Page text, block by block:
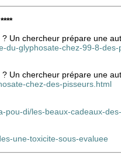
Un chercheur prépare une
du-glyphosate-chez-99-8-
Un chercheur prépare une
chez-des-pisseurs.html
pou-di/les-beaux-cadeaux-
une-toxicite-sous-evaluee